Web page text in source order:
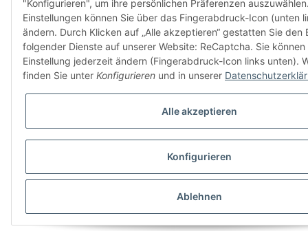
"Konfigurieren", um ihre persönlichen Präferenzen
Einstellungen können Sie über das Fingerabdruck-Icon (unten
ändern. Durch Klicken auf „Alle akzeptieren“ gestatten Sie den
folgender Dienste auf unserer Website: ReCaptcha. Sie können
Einstellung jederzeit ändern (Fingerabdruck-Icon links unten).
finden Sie unter Konfigurieren und in unserer
Alle akzeptieren
Konfigurieren
Ablehnen